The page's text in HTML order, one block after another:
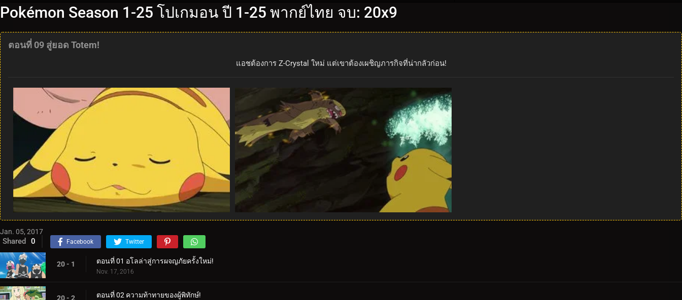
Pokémon Season 1-25 โปเกมอน ปี 1-25 พากย์ไทย จบ: 20x9
ตอนที่ 09 สู่ยอด Totem!
แอชต้องการ Z-Crystal ใหม่ แต่เขาต้องเผชิญภารกิจที่น่ากลัวก่อน!
Jan. 05, 2017
Shared 0 Facebook Twitter
20 - 1 ตอนที่ 01 อโลล่าสู่การผจญภัยครั้งใหม่!
Nov. 17, 2016
20 - 2 ตอนที่ 02 ความท้าทายของผู้พิทักษ์!